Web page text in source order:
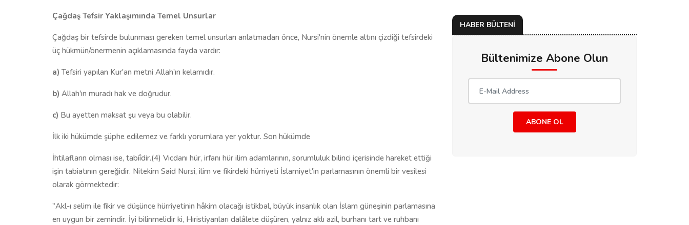
Çağdaş Tefsir Yaklaşımında Temel Unsurlar
Çağdaş bir tefsirde bulunması gereken temel unsurları anlatmadan önce, Nursi'nin önemle altını çizdiği tefsirdeki
üç hükmün/önermenin açıklamasında fayda vardır:
a) Tefsiri yapılan Kur'an metni Allah'ın kelamıdır.
b) Allah'ın muradı hak ve doğrudur.
c) Bu ayetten maksat şu veya bu olabilir.
İlk iki hükümde şüphe edilemez ve farklı yorumlara yer yoktur. Son hükümde
İhtilafların olması ise, tabiîdir.(4) Vicdanı hür, irfanı hür ilim adamlarının, sorumluluk bilinci içerisinde hareket ettiği
işin tabiatının gereğidir. Nitekim Said Nursi, ilim ve fikirdeki hürriyeti İslamiyet'in parlamasının önemli bir vesilesi
olarak görmektedir:
"Akl-ı selim ile fikir ve düşünce hürriyetinin hâkim olacağı istikbal, büyük insanlık olan İslam güneşinin parlamasına
en uygun bir zemindir. İyi bilinmelidir ki, Hıristiyanları dalâlete düşüren, yalnız aklı azil, burhanı tart ve ruhbanı
HABER BÜLTENİ
Bültenimize Abone Olun
ABONE OL